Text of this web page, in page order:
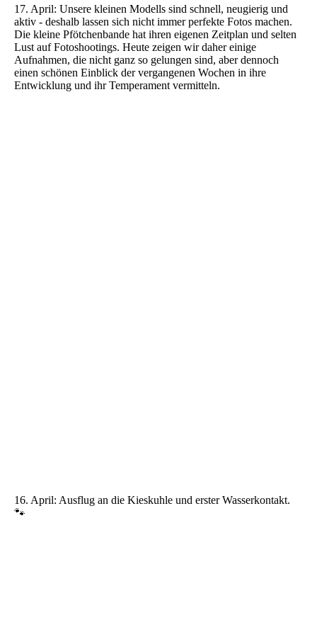
17. April: Unsere kleinen Modells sind schnell, neugierig und
aktiv - deshalb lassen sich nicht immer perfekte Fotos machen.
Die kleine Pfötchenbande hat ihren eigenen Zeitplan und selten
Lust auf Fotoshootings. Heute zeigen wir daher einige
Aufnahmen, die nicht ganz so gelungen sind, aber dennoch
einen schönen Einblick der vergangenen Wochen in ihre
Entwicklung und ihr Temperament vermitteln.
16. April: Ausflug an die Kieskuhle und erster Wasserkontakt.
🐾